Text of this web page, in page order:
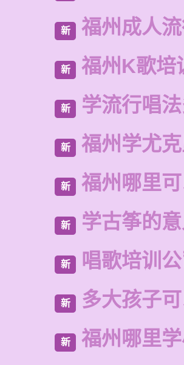
新 福州成人
新 福州K歌培
新 学流行唱
新 福州学尤
新 福州哪里
新 学古筝的
新 唱歌培训
新 多大孩子
新 福州哪里